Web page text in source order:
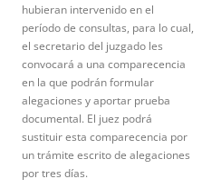
hubieran intervenido en el
período de consultas, para lo cual,
el secretario del juzgado les
convocará a una comparecencia
en la que podrán formular
alegaciones y aportar prueba
documental. El juez podrá
sustituir esta comparecencia por
un trámite escrito de alegaciones
por tres días.